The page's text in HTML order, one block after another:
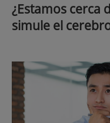
¿Estamos cerca
simule el